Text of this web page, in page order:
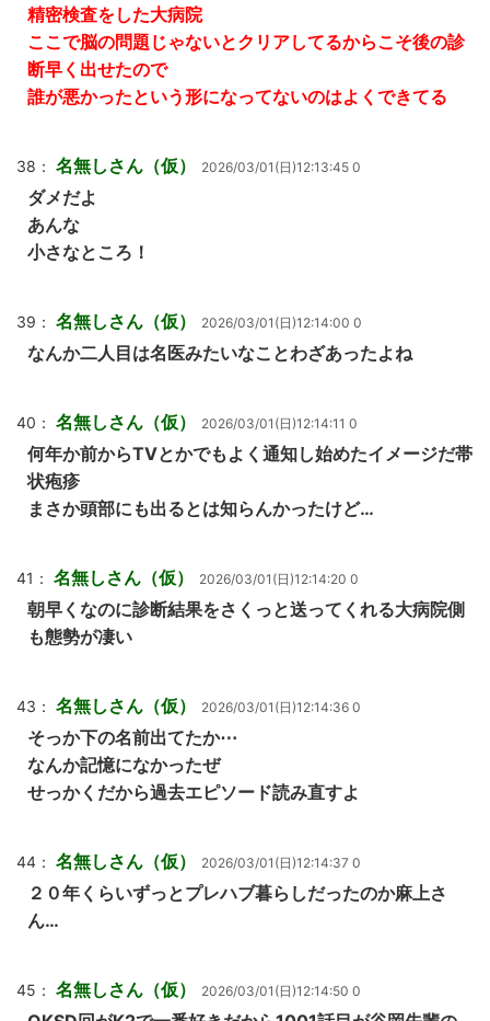
精密検査をした大病院
ここで脳の問題じゃないとクリアしてるからこそ後の診
断早く出せたので
誰が悪かったという形になってないのはよくできてる
38： 名無しさん（仮） 2026/03/01(日)12:13:45 0
ダメだよ
あんな
小さなところ！
39： 名無しさん（仮） 2026/03/01(日)12:14:00 0
なんか二人目は名医みたいなことわざあったよね
40： 名無しさん（仮） 2026/03/01(日)12:14:11 0
何年か前からTVとかでもよく通知し始めたイメージだ帯
状疱疹
まさか頭部にも出るとは知らんかったけど…
41： 名無しさん（仮） 2026/03/01(日)12:14:20 0
朝早くなのに診断結果をさくっと送ってくれる大病院側
も態勢が凄い
43： 名無しさん（仮） 2026/03/01(日)12:14:36 0
そっか下の名前出てたか⋯
なんか記憶になかったぜ
せっかくだから過去エピソード読み直すよ
44： 名無しさん（仮） 2026/03/01(日)12:14:37 0
２０年くらいずっとプレハブ暮らしだったのか麻上さ
ん…
45： 名無しさん（仮） 2026/03/01(日)12:14:50 0